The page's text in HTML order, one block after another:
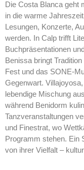
Die Costa Blanca geht
in die warme
Lesungen, Konzerte,
werden. In Calp trifft
Buchpräsentationen
Benissa bringt
Fest und das SONE-
Gegenwart.
lebendige Mischung
während Benidorm
Tanzveranstaltungen
und Finestrat, wo
Programm stehen. Ein
von ihrer Vielfalt –